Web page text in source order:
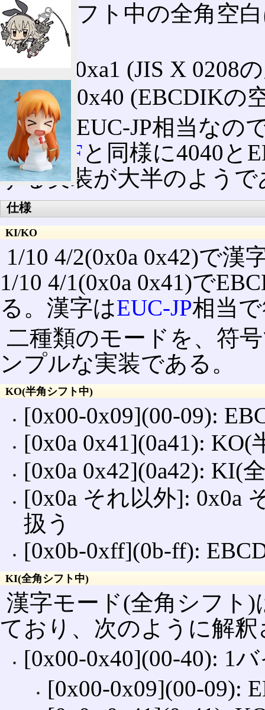
全角シフト中の全角空
る。
0xa1 0xa1 (JIS X 0208
0x40 0x40 (EBCDIKの
漢字はEUC-JP相当なの
が、JEFと同様に4040と
する実装が大半のようで
仕様
KI/KO
1/10 4/2(0x0a 0x42)で
1/10 4/1(0x0a 0x41)で
る。漢字はEUC-JP相当
二種類のモードを、符
ンプルな実装である。
KO(半角シフト中)
[0x00‐0x09](00‐09):
[0x0a 0x41](0a41): KO(
[0x0a 0x42](0a42): KI(
[0x0a それ以外]: 0x0a
扱う
[0x0b‐0xff](0b‐ff):
KI(全角シフト中)
漢字モード(全角シフト
ており、次のように解
[0x00‐0x40](00‐40): 1
[0x00‐0x09](00‐09):